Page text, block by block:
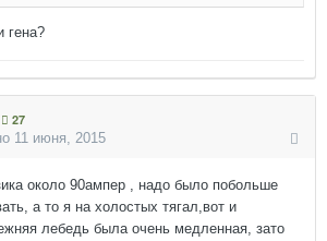
гена?
27
11 июня, 2015
около 90ампер , надо было побольше
а то я на холостых тягал,вот и
лебедь была очень медленная, зато